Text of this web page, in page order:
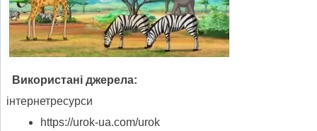
Використані джерела:
інтернетресурси
https://urok-ua.com/urok